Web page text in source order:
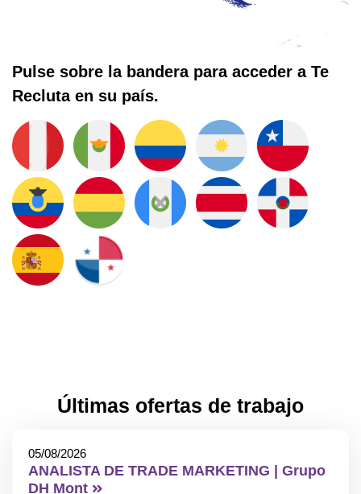
Pulse sobre la bandera para acceder a Te
Recluta en su país.
Últimas ofertas de trabajo
05/08/2026
ANALISTA DE TRADE MARKETING | Grupo
DH Mont